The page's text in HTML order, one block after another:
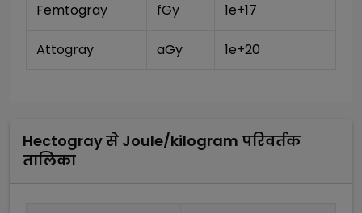
Femtogray fGy 1e+17
Attogray aGy 1e+20
Hectograyसे Joule/kilogram परिवर्तक
तालिका